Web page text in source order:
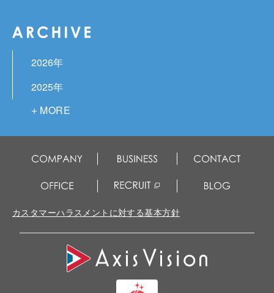
2026年
2025年
2024年
2023年
2022年
2021年
2020年
2019年
カスタマーハラスメントに対する基本方針